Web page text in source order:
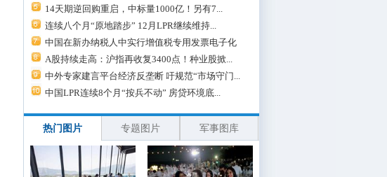
14天期逆回购重启，中标量1000亿！另有7...
连续八个月“原地踏步” 12月LPR继续维持...
中国在新办纳税人中实行增值税专用发票电子化
A股持续走高：沪指再收复3400点！种业股掀...
中外专家建言平台经济反垄断 吁规范“市场守门...
中国LPR连续8个月“按兵不动” 房贷环境底...
热门图片 专题图片 军事图库